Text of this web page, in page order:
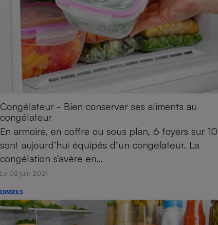
Congélateur - Bien conserver ses aliments au
congélateur
En armoire, en coffre ou sous plan, 6 foyers sur 10
sont aujourd’hui équipés d’un congélateur. La
congélation s’avère en…
Le 02 juin 2021
CONSEILS